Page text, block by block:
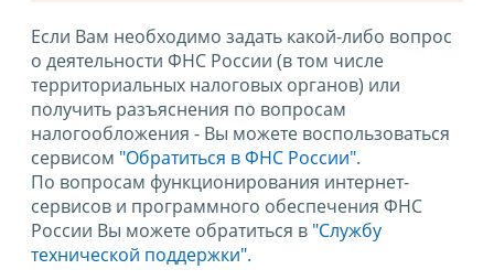
Если Вам необходимо задать какой-либо вопрос
о деятельности ФНС России (в том числе
территориальных налоговых органов) или
получить разъяснения по вопросам
налогообложения - Вы можете воспользоваться
сервисом "Обратиться в ФНС России".
По вопросам функционирования интернет-
сервисов и программного обеспечения ФНС
России Вы можете обратиться в "Службу
технической поддержки".